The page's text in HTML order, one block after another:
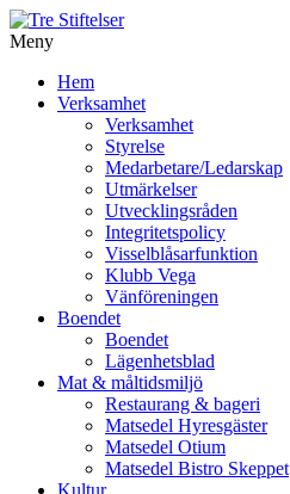
Meny
vidare
Hem
Verksamhet
Verksamhet
Styrelse
Medarbetare/Ledarskap
Utmärkelser
Utvecklingsråden
Integritetspolicy
Visselblåsarfunktion
Klubb Vega
Vänföreningen
Boendet
Boendet
Lägenhetsblad
Mat & måltidsmiljö
Restaurang & bageri
Matsedel Hyresgäster
Matsedel Otium
Matsedel Bistro Skeppet
Kultur